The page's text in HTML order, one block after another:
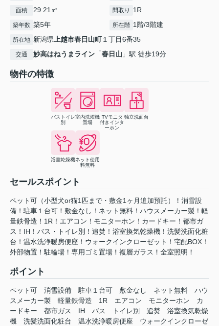
面積 29.21㎡ 間取り 1R
築年数 築5年 所在階 1階/3階建
所在地 新潟県上越市春日山町１丁目6番35
交通 妙高はねうまライン 「春日山 」駅 徒歩19分
物件の特徴
バストイレ
別
室内洗濯機
置場
TVモニタ
付きインタ
ーホン
独立洗面台
浴室乾燥機ネット使用
料無料
セールスポイント
ペット可（小型犬or猫1匹まで・敷金1ヶ月追加預託）！消雪設
備！駐車１台可！敷金なし！ネット無料！ハウスメーカー製！軽
量鉄骨造！1R！エアコン！モニターホン！カードキー！都市ガ
ス！IH！バス・トイレ別！追焚！浴室換気乾燥機！洗髪洗面化粧
台！温⽔洗浄暖房便座！ウォークインクローゼット！宅配BOX！
外部物置！駐輪場！専用ゴミ置場！複層ガラス！全室照明！
ポイント
ペット可 消雪設備 駐車１台可 敷金なし ネット無料
ハウ
スメーカー製
軽量鉄骨造 1R エアコン モニターホン
カ
ードキー
都市ガス IH バス トイレ別 追焚
浴室換気乾燥
機
洗髪洗面化粧台 温⽔洗浄暖房便座
ウォークインクローゼ